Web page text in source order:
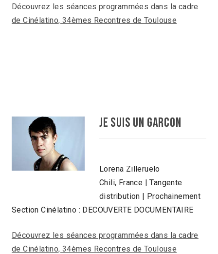
Découvrez les séances programmées dans la cadre
de Cinélatino, 34èmes Recontres de Toulouse
JE SUIS UN GARCON
Lorena Zilleruelo
Chili, France | Tangente
distribution | Prochainement
Section Cinélatino : DECOUVERTE DOCUMENTAIRE
Découvrez les séances programmées dans la cadre
de Cinélatino, 34èmes Recontres de Toulouse